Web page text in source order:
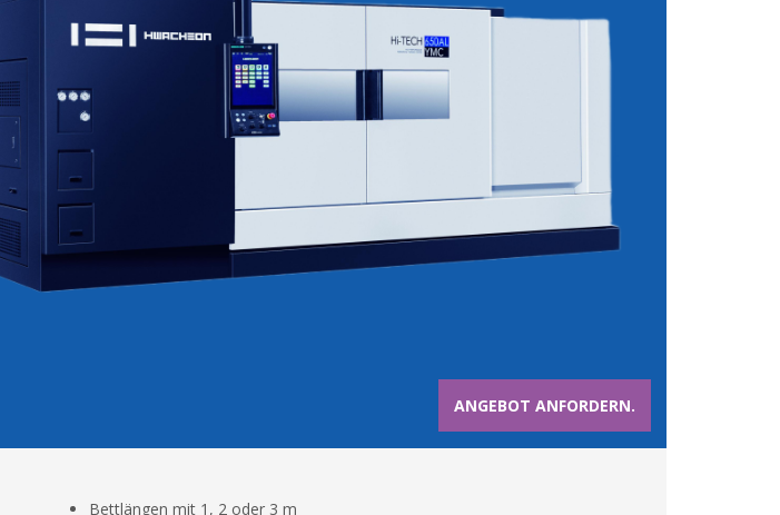
ANGEBOT ANFORDERN.
Bettlängen mit 1, 2 oder 3 m